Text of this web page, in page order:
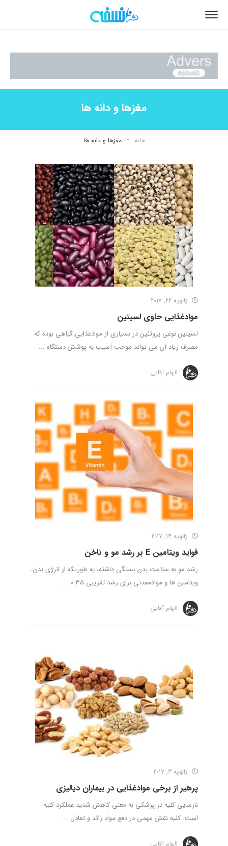
مغزها و دانه ها
خانه مغزها و دانه ها
ژانویه 22, 2017
موادغذایی حاوی لسیتین
لسیتین نوعی پروتئین در بسیاری از موادغذایی گیاهی بوده که
مصرف زیاد آن می تواند موجب آسیب به پوشش دستگاه ...
الهام آقایی
ژانویه 14, 2017
فواید ویتامین E بر رشد مو و ناخن
رشد مو به سلامت بدن بستگی داشته، به طوریکه از انرژی بدن،
ویتامین ها و موادمعدنی برای رشد تقریبی 0.35 ...
الهام آقایی
ژانویه 3, 2017
پرهیر از برخی موادغذایی در بیماران دیالیزی
نارسایی کلیه در پزشکی به معنی کاهش شدید عملکرد کلیه
است. کلیه نقش مهمی در دفع مواد زائد و تعادل ...
الهام آقایی